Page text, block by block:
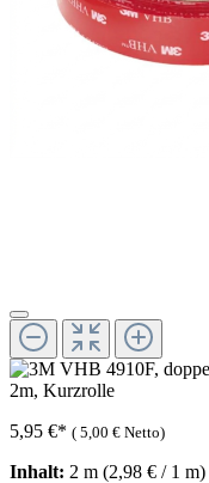
5,95 €* ( 5,00 € Netto)
Inhalt: 2 m (2,98 € / 1 m)